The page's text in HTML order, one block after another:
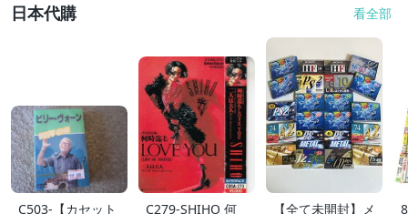
日本代購 看全部
C503-【カセット
C279-SHIHO 何
【全て未開封】メ